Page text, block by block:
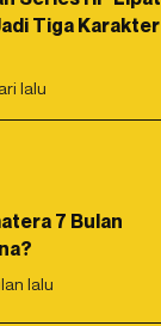
Tiga Karakter
lalu
7 Bulan
lalu